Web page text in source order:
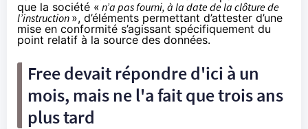
que la société « n’a pas fourni, à la date de la clôture de
l’instruction », d’éléments permettant d’attester d’une
mise en conformité s’agissant spécifiquement du
point relatif à la source des données.
Free devait répondre d'ici à un
mois, mais ne l'a fait que trois ans
plus tard